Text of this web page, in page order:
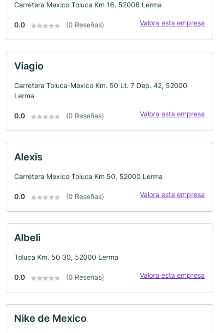
Carretera Mexico Toluca Km 16, 52006 Lerma
0.0 (0 Reseñas) Valora esta empresa
Viagio
Carretera Toluca-Mexico Km. 50 Lt. 7 Dep. 42, 52000
Lerma
0.0 (0 Reseñas) Valora esta empresa
Alexis
Carretera Mexico Toluca Km 50, 52000 Lerma
0.0 (0 Reseñas) Valora esta empresa
Albeli
Toluca Km. 50 30, 52000 Lerma
0.0 (0 Reseñas) Valora esta empresa
Nike de Mexico